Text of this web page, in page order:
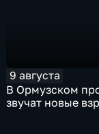
9 августа
В Ормузском
звучат новые